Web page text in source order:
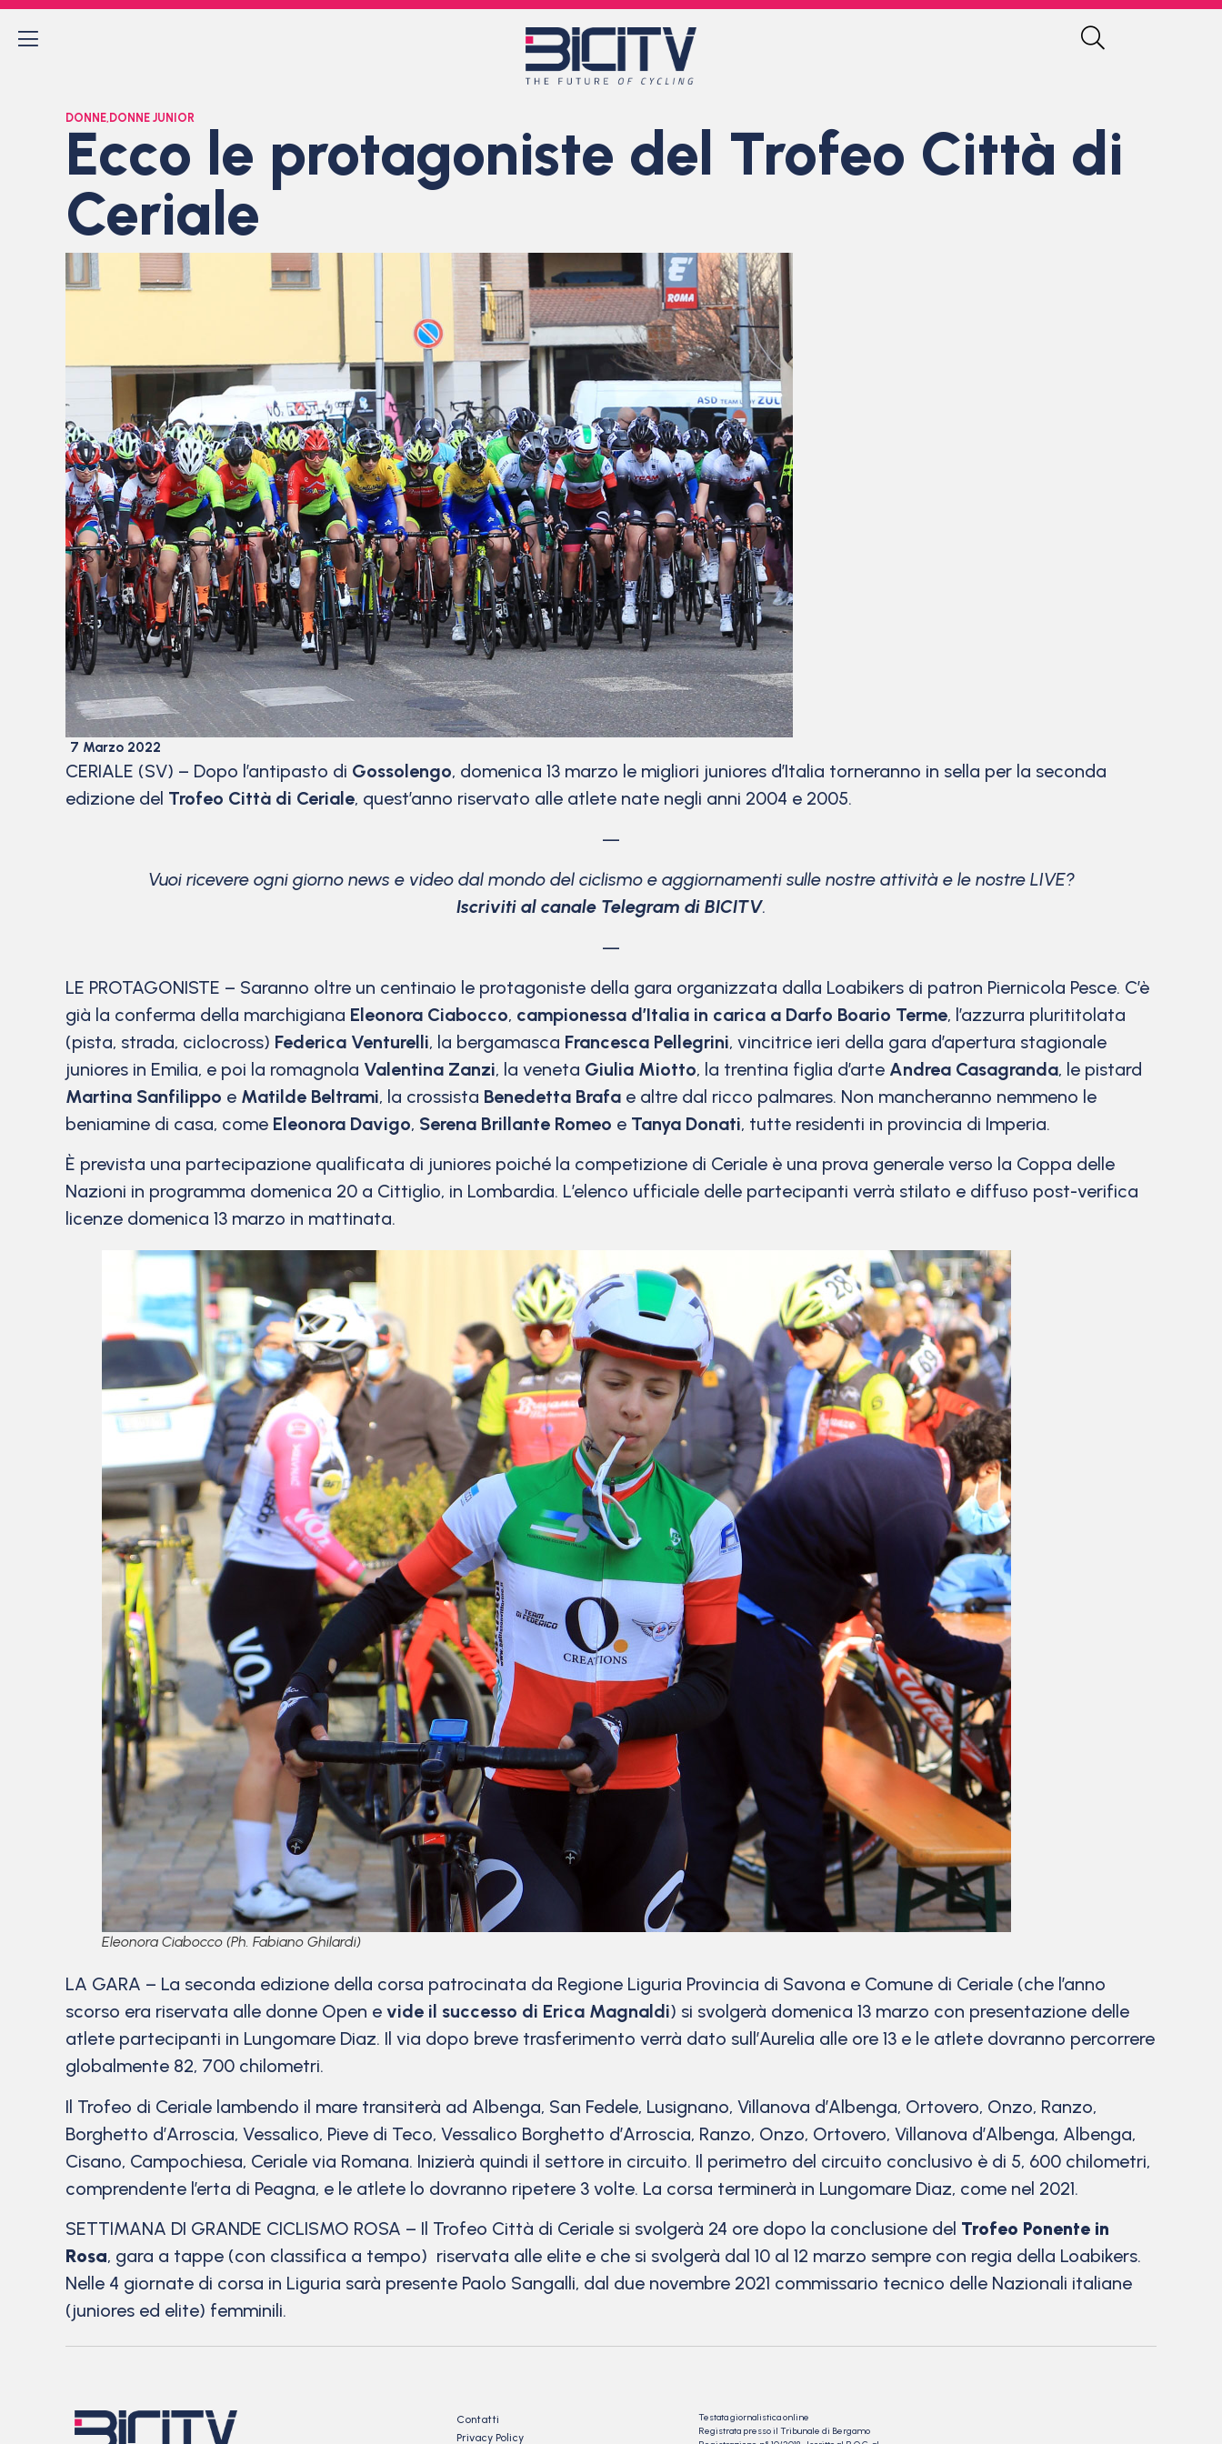
DONNE, DONNE JUNIOR
Ecco le protagoniste del Trofeo Città di
Ceriale
7 Marzo 2022
CERIALE (SV) – Dopo l’antipasto di Gossolengo, domenica 13 marzo le migliori juniores d’Italia torneranno in sella per la seconda
edizione del Trofeo Città di Ceriale, quest’anno riservato alle atlete nate negli anni 2004 e 2005.
—
Vuoi ricevere ogni giorno news e video dal mondo del ciclismo e aggiornamenti sulle nostre attività e le nostre LIVE?
Iscriviti al canale Telegram di BICITV.
—
LE PROTAGONISTE – Saranno oltre un centinaio le protagoniste della gara organizzata dalla Loabikers di patron Piernicola Pesce. C’è
già la conferma della marchigiana Eleonora Ciabocco, campionessa d’Italia in carica a Darfo Boario Terme, l’azzurra plurititolata
(pista, strada, ciclocross) Federica Venturelli, la bergamasca Francesca Pellegrini, vincitrice ieri della gara d’apertura stagionale
juniores in Emilia, e poi la romagnola Valentina Zanzi, la veneta Giulia Miotto, la trentina figlia d’arte Andrea Casagranda, le pistard
Martina Sanfilippo e Matilde Beltrami, la crossista Benedetta Brafa e altre dal ricco palmares. Non mancheranno nemmeno le
beniamine di casa, come Eleonora Davigo, Serena Brillante Romeo e Tanya Donati, tutte residenti in provincia di Imperia.
È prevista una partecipazione qualificata di juniores poiché la competizione di Ceriale è una prova generale verso la Coppa delle
Nazioni in programma domenica 20 a Cittiglio, in Lombardia. L’elenco ufficiale delle partecipanti verrà stilato e diffuso post-verifica
licenze domenica 13 marzo in mattinata.
Eleonora Ciabocco (Ph. Fabiano Ghilardi)
LA GARA – La seconda edizione della corsa patrocinata da Regione Liguria Provincia di Savona e Comune di Ceriale (che l’anno
scorso era riservata alle donne Open e vide il successo di Erica Magnaldi) si svolgerà domenica 13 marzo con presentazione delle
atlete partecipanti in Lungomare Diaz. Il via dopo breve trasferimento verrà dato sull’Aurelia alle ore 13 e le atlete dovranno percorrere
globalmente 82, 700 chilometri.
Il Trofeo di Ceriale lambendo il mare transiterà ad Albenga, San Fedele, Lusignano, Villanova d’Albenga, Ortovero, Onzo, Ranzo,
Borghetto d’Arroscia, Vessalico, Pieve di Teco, Vessalico Borghetto d’Arroscia, Ranzo, Onzo, Ortovero, Villanova d’Albenga, Albenga,
Cisano, Campochiesa, Ceriale via Romana. Inizierà quindi il settore in circuito. Il perimetro del circuito conclusivo è di 5, 600 chilometri,
comprendente l’erta di Peagna, e le atlete lo dovranno ripetere 3 volte. La corsa terminerà in Lungomare Diaz, come nel 2021.
SETTIMANA DI GRANDE CICLISMO ROSA – Il Trofeo Città di Ceriale si svolgerà 24 ore dopo la conclusione del Trofeo Ponente in
Rosa, gara a tappe (con classifica a tempo) riservata alle elite e che si svolgerà dal 10 al 12 marzo sempre con regia della Loabikers.
Nelle 4 giornate di corsa in Liguria sarà presente Paolo Sangalli, dal due novembre 2021 commissario tecnico delle Nazionali italiane
(juniores ed elite) femminili.
Contatti
Privacy Policy
Testata giornalistica online
Registrata presso il Tribunale di Bergamo